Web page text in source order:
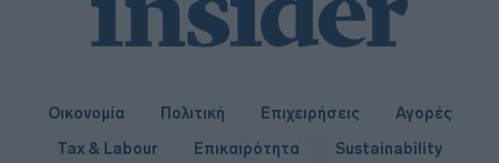
Οικονομία Πολιτική Επιχειρήσεις
Αγορές
Tax & Labour
Επικαιρότητα Sustainability